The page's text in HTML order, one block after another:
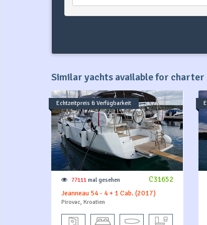
Similar yachts available for charter
Echtzeitpreis & Verfügbarkeit
C31652
77111 mal gesehen
Jeanneau 54 - 4 + 1 Cab. (2017)
Pirovac, Kroatien